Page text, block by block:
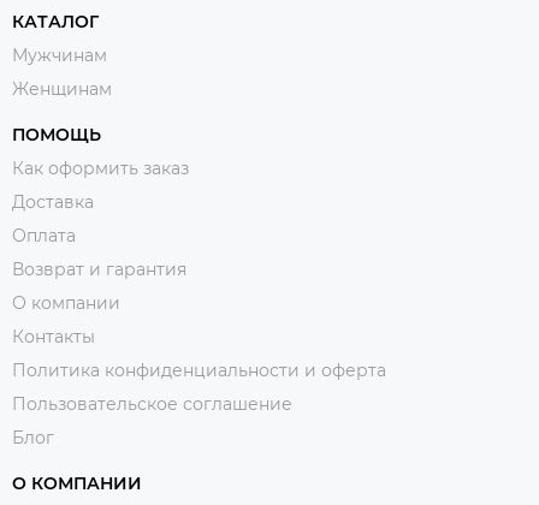
КАТАЛОГ
Мужчинам
Женщинам
ПОМОЩЬ
Как оформить заказ
Доставка
Оплата
Возврат и гарантия
О компании
Контакты
Политика конфиденциальности и оферта
Пользовательское соглашение
Блог
О КОМПАНИИ